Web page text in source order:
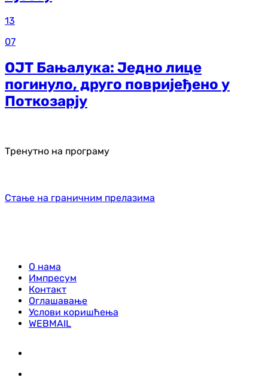
13
07
ОЈТ Бањалука: Једно лице
погинуло, друго повријеђено у
Поткозарју
Тренутно на програму
Стање на граничним прелазима
О нама
Импресум
Контакт
Оглашавање
Услови коришћења
WEBMAIL